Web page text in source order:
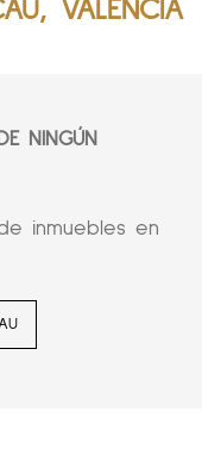
VALENCIA
NINGÚN
inmuebles en